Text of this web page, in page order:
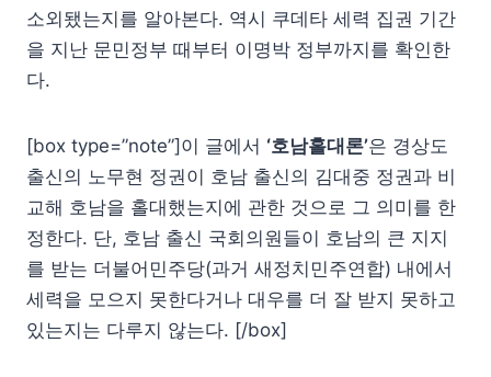
소외됐는지를 알아본다. 역시 쿠데타 세력 집권 기간
을 지난 문민정부 때부터 이명박 정부까지를 확인한
다.
[box type=”note”]이 글에서 ‘호남홀대론’은 경상도
출신의 노무현 정권이 호남 출신의 김대중 정권과 비
교해 호남을 홀대했는지에 관한 것으로 그 의미를 한
정한다. 단, 호남 출신 국회의원들이 호남의 큰 지지
를 받는 더불어민주당(과거 새정치민주연합) 내에서
세력을 모으지 못한다거나 대우를 더 잘 받지 못하고
있는지는 다루지 않는다. [/box]